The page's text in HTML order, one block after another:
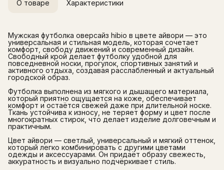
О товаре Характеристики
Мужская футболка оверсайз hibio в цвете айвори — это
универсальная и стильная модель, которая сочетает
комфорт, свободу движений и современный дизайн.
Свободный крой делает футболку удобной для
повседневной носки, прогулок, спортивных занятий и
активного отдыха, создавая расслабленный и актуальный
городской образ.
Футболка выполнена из мягкого и дышащего материала,
который приятно ощущается на коже, обеспечивает
комфорт и остаётся свежей даже при длительной носке.
Ткань устойчива к износу, не теряет форму и цвет после
многократных стирок, что делает изделие долговечным и
практичным.
Цвет айвори — светлый, универсальный и мягкий оттенок,
который легко комбинировать с другими цветами
одежды и аксессуарами. Он придаёт образу свежесть,
аккуратность и визуально подчёркивает стиль.